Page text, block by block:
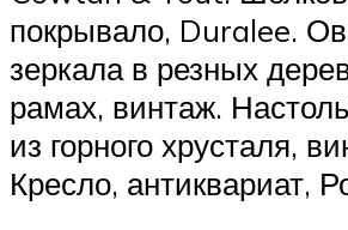
покрывало, Duralee.
зеркала в резных
рамах, винтаж.
из горного хрусталя,
Кресло, антиквариат,